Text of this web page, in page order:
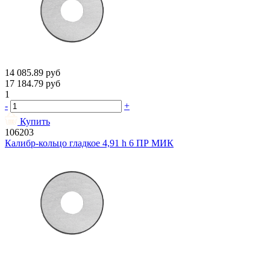
14 085.89 руб
17 184.79 руб
1
-
+
Купить
106203
Калибр-кольцо гладкое 4,91 h 6 ПР МИК